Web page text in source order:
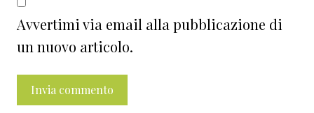
Avvertimi via email alla pubblicazione di
un nuovo articolo.